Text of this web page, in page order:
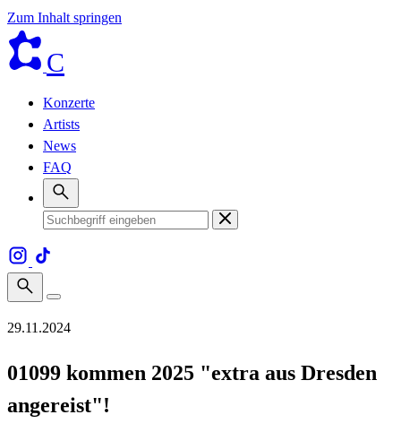
Zum Inhalt springen
C
Konzerte
Artists
News
FAQ
29.11.2024
01099 kommen 2025 "extra aus Dresden
angereist"!